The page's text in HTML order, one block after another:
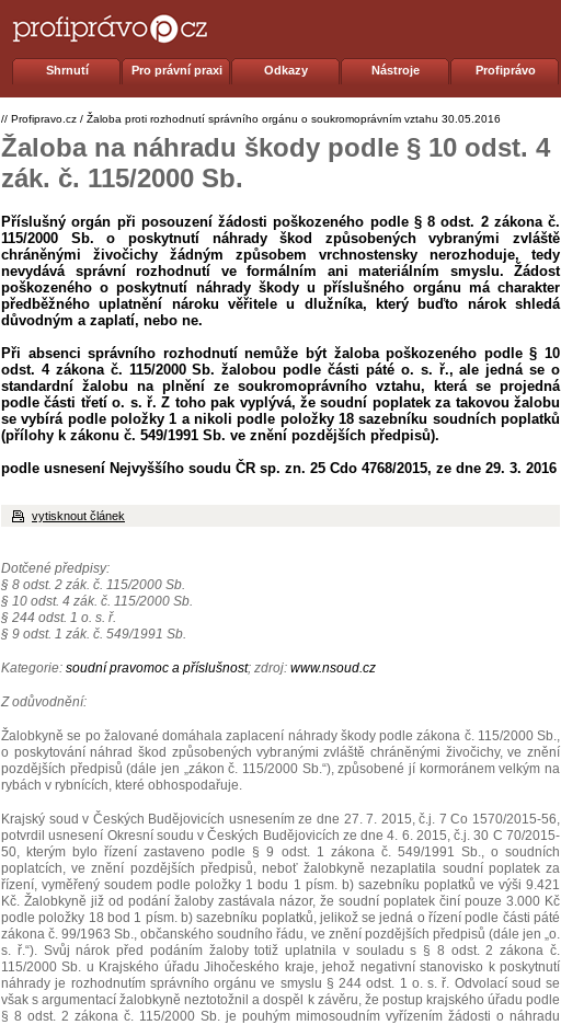
Shrnutí Pro právní praxi Odkazy Nástroje Profiprávo
// Profipravo.cz / Žaloba proti rozhodnutí správního orgánu o soukromoprávním vztahu 30.05.2016
Žaloba na náhradu škody podle § 10 odst. 4
zák. č. 115/2000 Sb.
Příslušný orgán při posouzení žádosti poškozeného podle § 8 odst. 2 zákona č.
115/2000 Sb. o poskytnutí náhrady škod způsobených vybranými zvláště
chráněnými živočichy žádným způsobem vrchnostensky nerozhoduje, tedy
nevydává správní rozhodnutí ve formálním ani materiálním smyslu. Žádost
poškozeného o poskytnutí náhrady škody u příslušného orgánu má charakter
předběžného uplatnění nároku věřitele u dlužníka, který buďto nárok shledá
důvodným a zaplatí, nebo ne.
Při absenci správního rozhodnutí nemůže být žaloba poškozeného podle § 10
odst. 4 zákona č. 115/2000 Sb. žalobou podle části páté o. s. ř., ale jedná se o
standardní žalobu na plnění ze soukromoprávního vztahu, která se projedná
podle části třetí o. s. ř. Z toho pak vyplývá, že soudní poplatek za takovou žalobu
se vybírá podle položky 1 a nikoli podle položky 18 sazebníku soudních poplatků
(přílohy k zákonu č. 549/1991 Sb. ve znění pozdějších předpisů).
podle usnesení Nejvyššího soudu ČR sp. zn. 25 Cdo 4768/2015, ze dne 29. 3. 2016
vytisknout článek
Dotčené předpisy:
§ 8 odst. 2 zák. č. 115/2000 Sb.
§ 10 odst. 4 zák. č. 115/2000 Sb.
§ 244 odst. 1 o. s. ř.
§ 9 odst. 1 zák. č. 549/1991 Sb.
Kategorie: soudní pravomoc a příslušnost; zdroj: www.nsoud.cz
Z odůvodnění:
Žalobkyně se po žalované domáhala zaplacení náhrady škody podle zákona č. 115/2000 Sb.,
o poskytování náhrad škod způsobených vybranými zvláště chráněnými živočichy, ve znění
pozdějších předpisů (dále jen „zákon č. 115/2000 Sb.“), způsobené jí kormoránem velkým na
rybách v rybnících, které obhospodařuje.
Krajský soud v Českých Budějovicích usnesením ze dne 27. 7. 2015, č.j. 7 Co 1570/2015-56,
potvrdil usnesení Okresní soudu v Českých Budějovicích ze dne 4. 6. 2015, č.j. 30 C 70/2015-
50, kterým bylo řízení zastaveno podle § 9 odst. 1 zákona č. 549/1991 Sb., o soudních
poplatcích, ve znění pozdějších předpisů, neboť žalobkyně nezaplatila soudní poplatek za
řízení, vyměřený soudem podle položky 1 bodu 1 písm. b) sazebníku poplatků ve výši 9.421
Kč. Žalobkyně již od podání žaloby zastávala názor, že soudní poplatek činí pouze 3.000 Kč
podle položky 18 bod 1 písm. b) sazebníku poplatků, jelikož se jedná o řízení podle části páté
zákona č. 99/1963 Sb., občanského soudního řádu, ve znění pozdějších předpisů (dále jen „o.
s. ř.“). Svůj nárok před podáním žaloby totiž uplatnila v souladu s § 8 odst. 2 zákona č.
115/2000 Sb. u Krajského úřadu Jihočeského kraje, jehož negativní stanovisko k poskytnutí
náhrady je rozhodnutím správního orgánu ve smyslu § 244 odst. 1 o. s. ř. Odvolací soud se
však s argumentací žalobkyně neztotožnil a dospěl k závěru, že postup krajského úřadu podle
§ 8 odst. 2 zákona č. 115/2000 Sb. je pouhým mimosoudním vyřízením žádosti o náhradu